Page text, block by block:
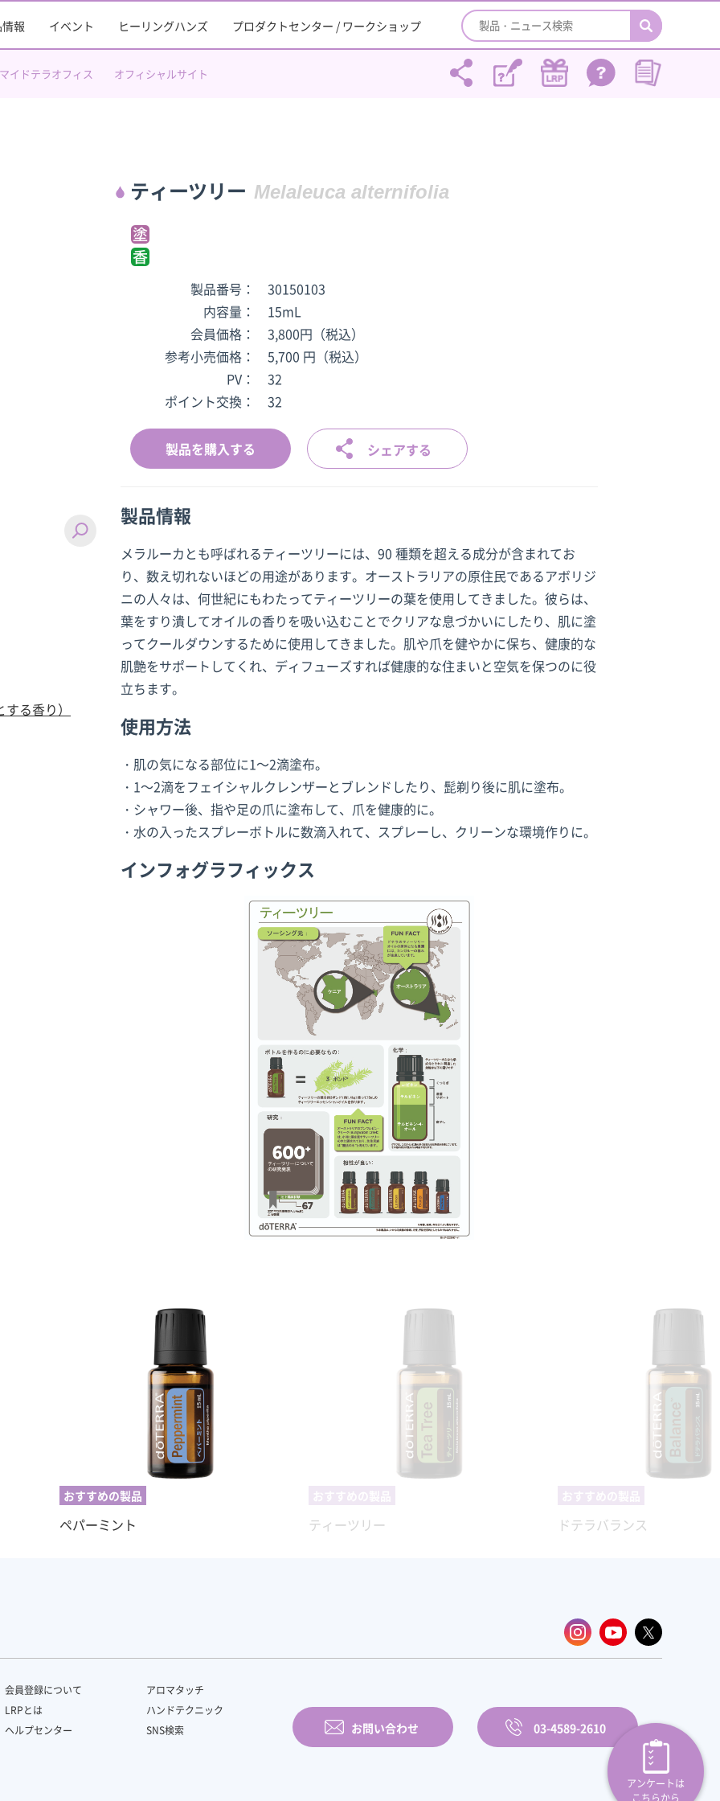
報 イベント ヒーリングハンズ プロダクトセンター / ワークショップ
マイドテラオフィス オフィシャルサイト
ティーツリー Melaleuca alternifolia
製品番号：
30150103
内容量：
15mL
会員価格：
3,800円（税込）
参考小売価格：
5,700 円（税込）
PV：
32
ポイント交換：
32
製品を購入する シェアする
製品情報
メラルーカとも呼ばれるティーツリーには、90 種類を超える成分が含まれてお
り、数え切れないほどの用途があります。オーストラリアの原住民であるアボリジ
ニの人々は、何世紀にもわたってティーツリーの葉を使用してきました。彼らは、
葉をすり潰してオイルの香りを吸い込むことでクリアな息づかいにしたり、肌に塗
ってクールダウンするために使用してきました。肌や爪を健やかに保ち、健康的な
肌艶をサポートしてくれ、ディフューズすれば健康的な住まいと空気を保つのに役
立ちます。
使用方法
・肌の気になる部位に1～2滴塗布。
・1～2滴をフェイシャルクレンザーとブレンドしたり、髭剃り後に肌に塗布。
・シャワー後、指や足の爪に塗布して、爪を健康的に。
・水の入ったスプレーボトルに数滴入れて、スプレーし、クリーンな環境作りに。
インフォグラフィックス
る香り）
おすすめの製品
ペパーミント ティーツリー ドテラバランス
会員登録について
LRPとは
ヘルプセンター
アロマタッチ
ハンドテクニック
SNS検索
お問い合わせ 03-4589-2610
アンケートは
こちらから